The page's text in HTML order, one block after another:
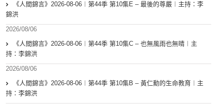
《人間錦言》2026-08-06︱第44季 第10集E – 最後的尊嚴︱主持：李
錦洪
2026/08/06
《人間錦言》2026-08-06︱第44季 第10集C – 也無風雨也無晴︱主
持：李錦洪
2026/08/06
《人間錦言》2026-08-06︱第44季 第10集B – 黃仁勳的生命教育︱主
持：李錦洪